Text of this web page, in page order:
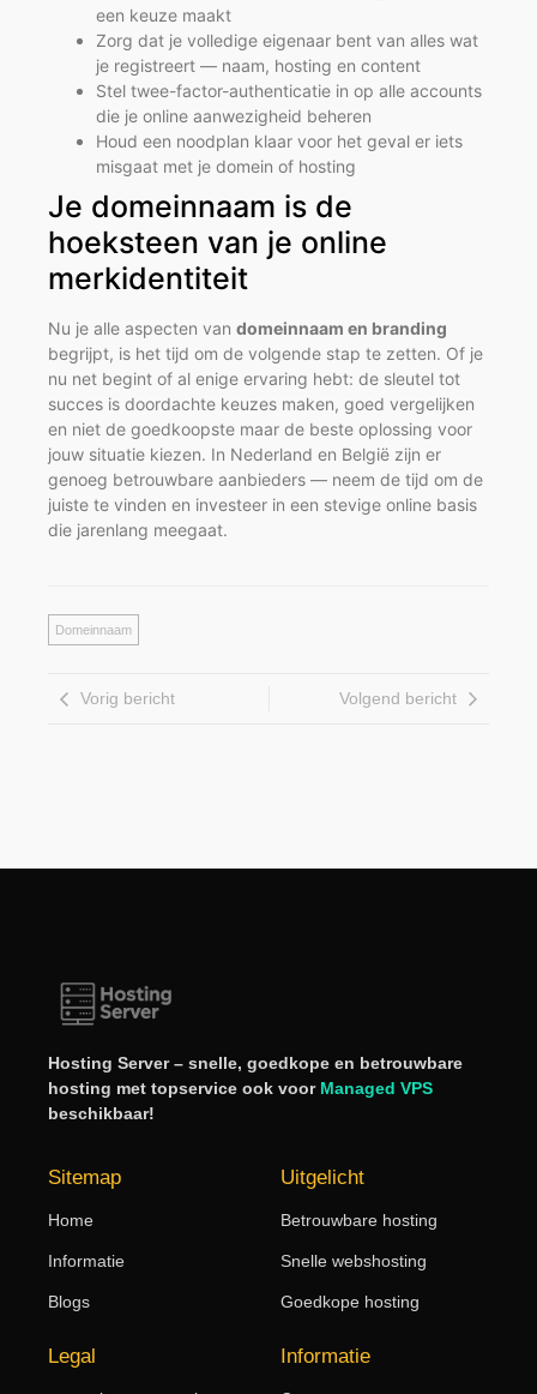
een keuze maakt
Zorg dat je volledige eigenaar bent van alles wat
je registreert — naam, hosting en content
Stel twee-factor-authenticatie in op alle accounts
die je online aanwezigheid beheren
Houd een noodplan klaar voor het geval er iets
misgaat met je domein of hosting
Je domeinnaam is de
hoeksteen van je online
merkidentiteit
Nu je alle aspecten van domeinnaam en branding
begrijpt, is het tijd om de volgende stap te zetten. Of je
nu net begint of al enige ervaring hebt: de sleutel tot
succes is doordachte keuzes maken, goed vergelijken
en niet de goedkoopste maar de beste oplossing voor
jouw situatie kiezen. In Nederland en België zijn er
genoeg betrouwbare aanbieders — neem de tijd om de
juiste te vinden en investeer in een stevige online basis
die jarenlang meegaat.
Domeinnaam
Vorig bericht Volgend bericht
Hosting Server – snelle, goedkope en betrouwbare
hosting met topservice ook voor Managed VPS
beschikbaar!
Sitemap
Home
Informatie
Blogs
Uitgelicht
Betrouwbare hosting
Snelle webshosting
Goedkope hosting
Legal Informatie